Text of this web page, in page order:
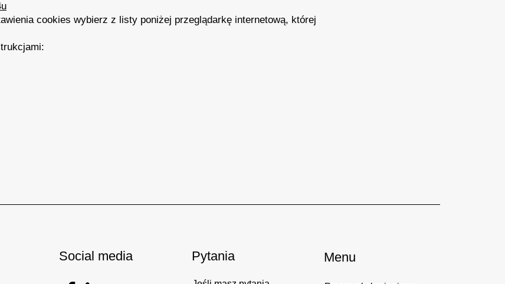
cookies wybierz z listy poniżej przeglądarkę internetową, której
Social media Pytania Menu